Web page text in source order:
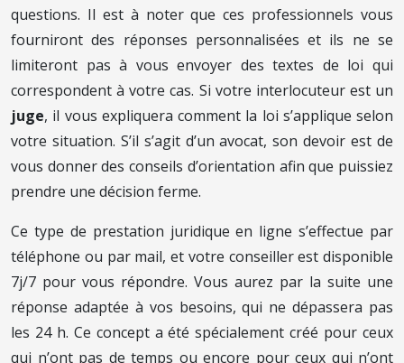
questions. Il est à noter que ces professionnels vous
fourniront des réponses personnalisées et ils ne se
limiteront pas à vous envoyer des textes de loi qui
correspondent à votre cas. Si votre interlocuteur est un
juge, il vous expliquera comment la loi s’applique selon
votre situation. S’il s’agit d’un avocat, son devoir est de
vous donner des conseils d’orientation afin que puissiez
prendre une décision ferme.
Ce type de prestation juridique en ligne s’effectue par
téléphone ou par mail, et votre conseiller est disponible
7j/7 pour vous répondre. Vous aurez par la suite une
réponse adaptée à vos besoins, qui ne dépassera pas
les 24 h. Ce concept a été spécialement créé pour ceux
qui n’ont pas de temps ou encore pour ceux qui n’ont